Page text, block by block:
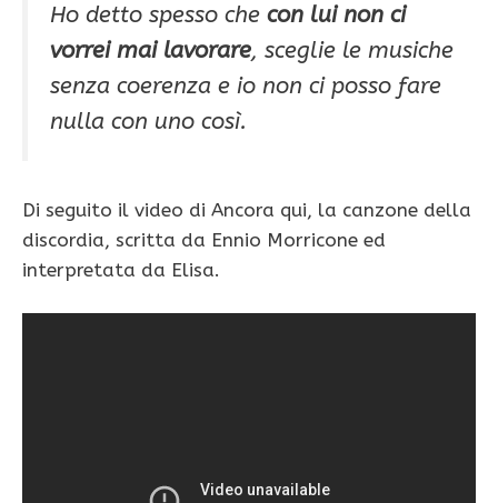
Ho detto spesso che con lui non ci
vorrei mai lavorare, sceglie le musiche
senza coerenza e io non ci posso fare
nulla con uno così.
Di seguito il video di Ancora qui, la canzone della
discordia, scritta da Ennio Morricone ed
interpretata da Elisa.